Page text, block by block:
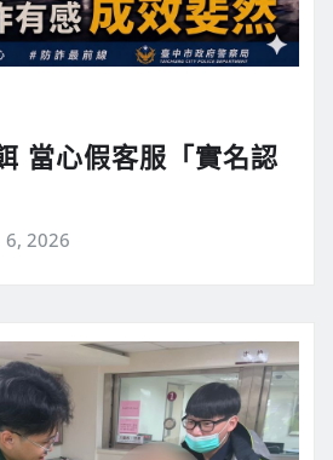
當心假客服「實名認
6, 2026